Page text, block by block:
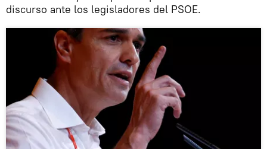
discurso ante los legisladores del PSOE.